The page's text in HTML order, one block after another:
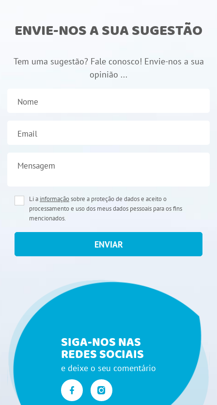
ENVIE-NOS A SUA SUGESTÃO
Tem uma sugestão? Fale conosco! Envie-nos a sua
opinião ...
Nome
Email
Mensagem
Li a informaçãosobre a proteção de dados e aceito o
processamento e uso dos meus dados pessoais para os fins
mencionados.
ENVIAR
SIGA-NOS NAS
REDES SOCIAIS
e deixe o seu comentário